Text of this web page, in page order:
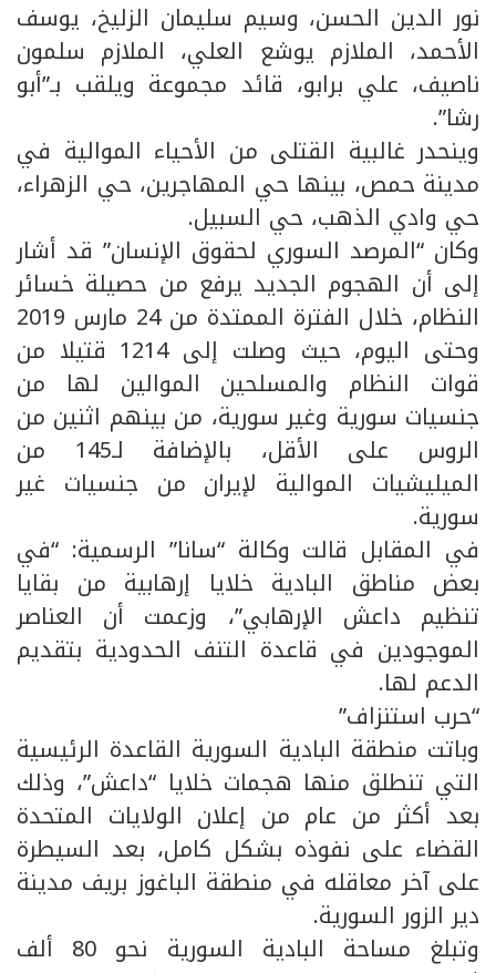
نور الدين الحسن، وسيم سليمان الزليخ، يوسف
الأحمد، الملازم يوشع العلي، الملازم سلمون
ناصيف، علي برابو، قائد مجموعة ويلقب بـ”أبو
رشا”.
وينحدر غالبية القتلى من الأحياء الموالية في
مدينة حمص، بينها حي المهاجرين، حي الزهراء،
حي وادي الذهب، حي السبيل.
وكان “المرصد السوري لحقوق الإنسان” قد أشار
إلى أن الهجوم الجديد يرفع من حصيلة خسائر
النظام، خلال الفترة الممتدة من 24 مارس 2019
وحتى اليوم، حيث وصلت إلى 1214 قتيلا من
قوات النظام والمسلحين الموالين لها من
جنسيات سورية وغير سورية، من بينهم اثنين من
الروس على الأقل، بالإضافة لـ145 من
الميليشيات الموالية لإيران من جنسيات غير
سورية.
في المقابل قالت وكالة “سانا” الرسمية: “في
بعض مناطق البادية خلايا إرهابية من بقايا
تنظيم داعش الإرهابي”، وزعمت أن العناصر
الموجودين في قاعدة التنف الحدودية بتقديم
الدعم لها.
“حرب استنزاف”
وباتت منطقة البادية السورية القاعدة الرئيسية
التي تنطلق منها هجمات خلايا “داعش”، وذلك
بعد أكثر من عام من إعلان الولايات المتحدة
القضاء على نفوذه بشكل كامل، بعد السيطرة
على آخر معاقله في منطقة الباغوز بريف مدينة
دير الزور السورية.
وتبلغ مساحة البادية السورية نحو 80 ألف